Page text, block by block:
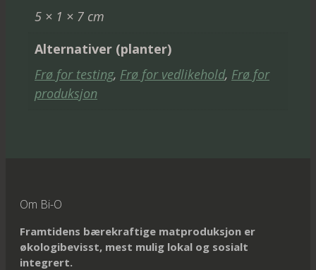
5 × 1 × 7 cm
Alternativer (planter)
Frø for testing, Frø for vedlikehold, Frø for
produksjon
Om Bi-O
Framtidens bærekraftige matproduksjon er
økologibevisst, mest mulig lokal og sosialt
integrert.